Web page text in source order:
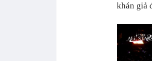
khán giả